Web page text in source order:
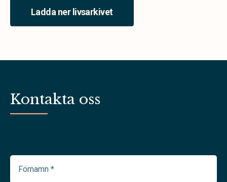
Ladda ner livsarkivet
Kontakta oss
(Required)